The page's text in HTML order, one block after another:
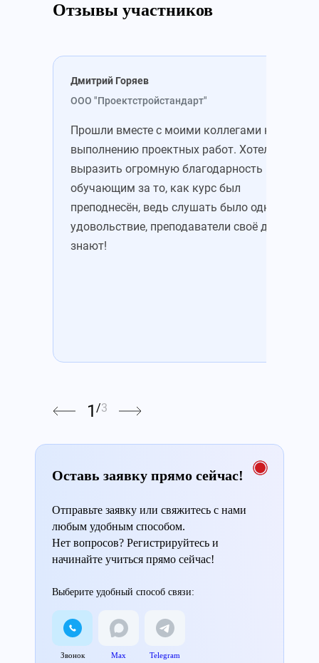
Отзывы участников
Дмитрий Горяев
ООО "Проектстройстандарт"
Прошли вместе с моими коллегами курс по
выполнению проектных работ. Хотелось бы
выразить огромную благодарность
обучающим за то, как курс был
преподнесён, ведь слушать было одно
удовольствие, преподаватели своё дело
знают!
1 /3
Оставь заявку прямо сейчас!
Отправьте заявку или свяжитесь с нами
любым удобным способом.
Нет вопросов? Регистрируйтесь и
начинайте учиться прямо сейчас!
Выберите удобный способ связи:
Звонок Max Telegram